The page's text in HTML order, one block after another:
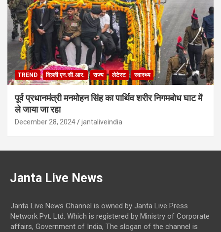
TREND दिल्ली एन.सी.आर. राज्य लेटेस्ट स्वास्थ्य
पूर्व प्रधानमंत्री मनमोहन सिंह का पार्थिव शरीर निगमबोध घाट में
ले जाया जा रहा
December 28, 2024 jantaliveindia
Janta Live News
Janta Live News Channel is owned by Janta Live Press
Network Pvt. Ltd. Which is registered by Ministry of Corporate
affairs, Government of India, The slogan of the channel is